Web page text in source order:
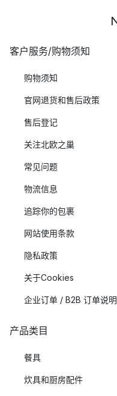
客户服务/购物须知
购物须知
官网退货和售后政策
售后登记
关注北欧之巢
常见问题
物流信息
追踪你的包裹
网站使用条款
隐私政策
关于Cookies
企业订单 / B2B 订单说明
产品类目
餐具
炊具和厨房配件